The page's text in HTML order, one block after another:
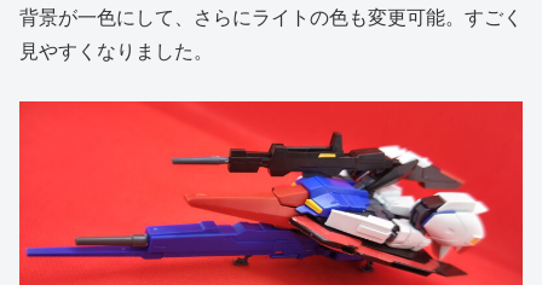
背景が一色にして、さらにライトの色も変更可能。すごく
見やすくなりました。